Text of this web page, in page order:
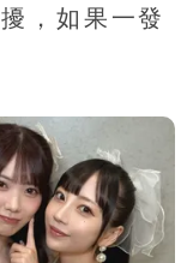
，如果一發